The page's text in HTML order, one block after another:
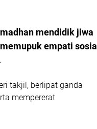
mendidik jiwa
empati sosial
takjil, berlipat ganda
mempererat